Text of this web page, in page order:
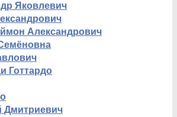
Яковлевич
Александрович
Готтардо
Дмитриевич